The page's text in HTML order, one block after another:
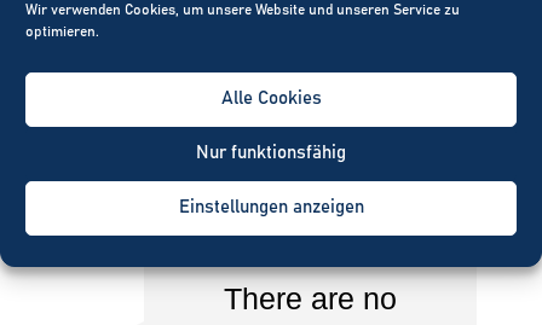
Wir verwenden Cookies, um unsere Website und unseren Service zu
optimieren.
Alle Cookies
Nur funktionsfähig
Einstellungen anzeigen
News
There are no